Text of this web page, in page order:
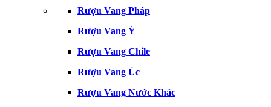
Rượu Vang Pháp
Rượu Vang Ý
Rượu Vang Chile
Rượu Vang Úc
Rượu Vang Nước Khác